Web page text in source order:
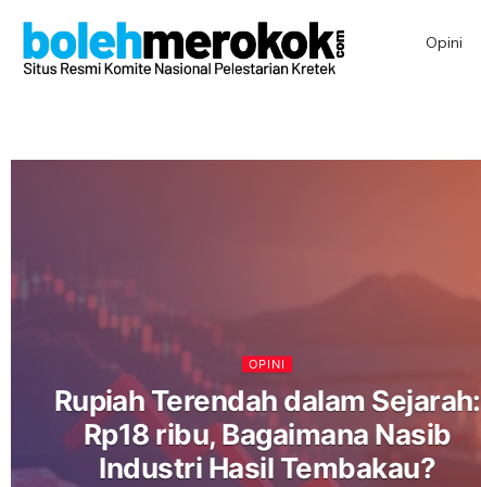
Opini
OPINI
Rupiah Terendah dalam Sejarah:
Rp18 ribu, Bagaimana Nasib
Industri Hasil Tembakau?